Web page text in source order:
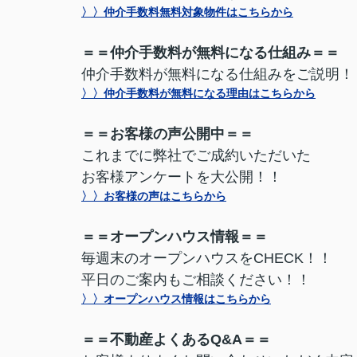
〉〉仲介手数料無料対象物件はこちらから
＝＝仲介手数料が無料になる仕組み＝＝
仲介手数料が無料になる仕組みをご説明！
〉〉仲介手数料が無料になる理由はこちらから
＝＝お客様の声公開中＝＝
これまでに弊社でご成約いただいた
お客様アンケートを大公開！！
〉〉お客様の声はこちらから
＝＝オープンハウス情報＝＝
毎週末のオープンハウスをCHECK！！
平日のご案内もご相談ください！！
〉〉オープンハウス情報はこちらから
＝＝不動産よくあるQ&A＝＝